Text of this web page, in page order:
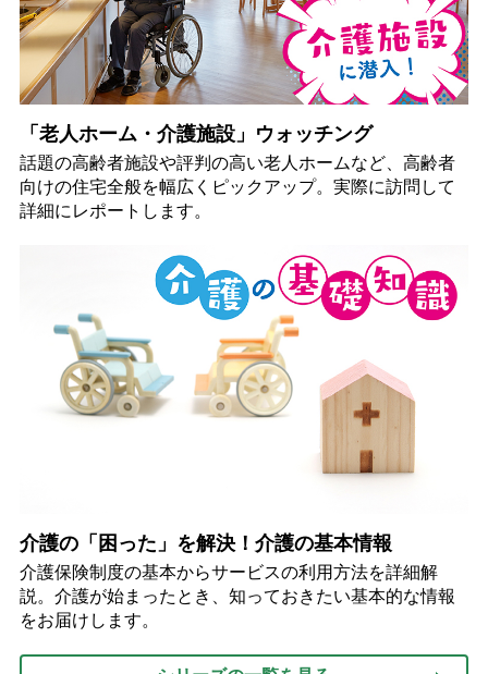
「老人ホーム・介護施設」ウォッチング
話題の高齢者施設や評判の高い老人ホームなど、高齢者
向けの住宅全般を幅広くピックアップ。実際に訪問して
詳細にレポートします。
介護の「困った」を解決！介護の基本情報
介護保険制度の基本からサービスの利用方法を詳細解
説。介護が始まったとき、知っておきたい基本的な情報
をお届けします。